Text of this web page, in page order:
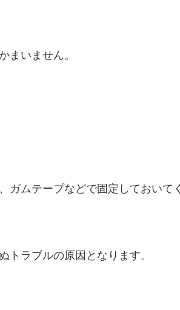
まいません。
ガムテープなどで固定しておいて
トラブルの原因となります。